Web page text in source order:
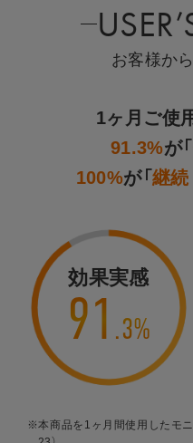
お客様か
1ヶ月ご使
91.3%が「
100%が「 継
※本商品を1ヶ月間使用したモニ
効果実感
91 .3%